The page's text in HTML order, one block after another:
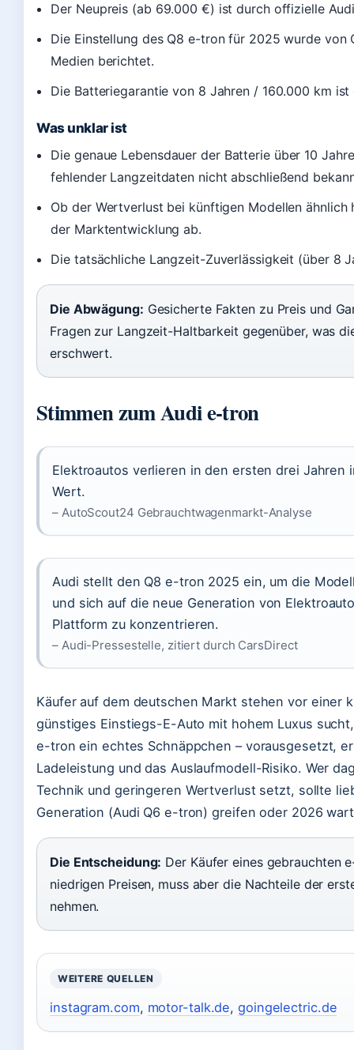
Der Neupreis (ab 69.000 €) ist durch offizielle
Die Einstellung des Q8 e-tron für 2025 wurde von
Medien berichtet.
Die Batteriegarantie von 8 Jahren / 160.000 km
Was unklar ist
Die genaue Lebensdauer der Batterie über 10
fehlender Langzeitdaten nicht abschließend
Ob der Wertverlust bei künftigen Modellen ähnlich
der Marktentwicklung ab.
Die tatsächliche Langzeit-Zuverlässigkeit (über 8
Die Abwägung: Gesicherte Fakten zu Preis und
Fragen zur Langzeit-Haltbarkeit gegenüber, was
erschwert.
Stimmen zum Audi e-tron
Elektroautos verlieren in den ersten drei Jahren
Wert.
– AutoScout24 Gebrauchtwagenmarkt-Analyse
Audi stellt den Q8 e-tron 2025 ein, um die
und sich auf die neue Generation von
Plattform zu konzentrieren.
– Audi-Pressestelle, zitiert durch CarsDirect
Käufer auf dem deutschen Markt stehen vor einer
günstiges Einstiegs-E-Auto mit hohem Luxus
e-tron ein echtes Schnäppchen – vorausgesetzt,
Ladeleistung und das Auslaufmodell-Risiko. Wer
Technik und geringeren Wertverlust setzt, sollte
Generation (Audi Q6 e-tron) greifen oder 2026
Die Entscheidung: Der Käufer eines gebrauchten
niedrigen Preisen, muss aber die Nachteile der
nehmen.
WEITERE QUELLEN
instagram.com, motor-talk.de,goingelectric.de